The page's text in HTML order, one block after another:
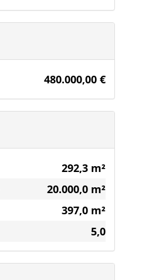
480.000,00 €
292,3 m²
20.000,0 m²
397,0 m²
5,0